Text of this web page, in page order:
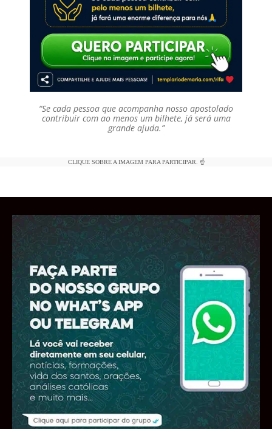
“Se cada pessoa que acompanha nosso apostolado
contribuir com ao menos um bilhete, já será uma
grande ajuda.”
CLIQUE SOBRE A IMAGEM PARA PARTICIPAR. ☝️